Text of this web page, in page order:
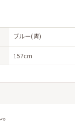
ブルー(青)
157cm